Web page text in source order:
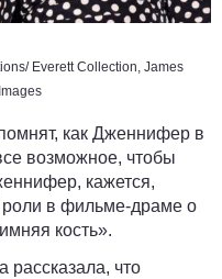
Everett Collection, James
как Дженнифер в
возможное, чтобы
кажется,
роли в фильме-драме о
кость».
рассказала, что